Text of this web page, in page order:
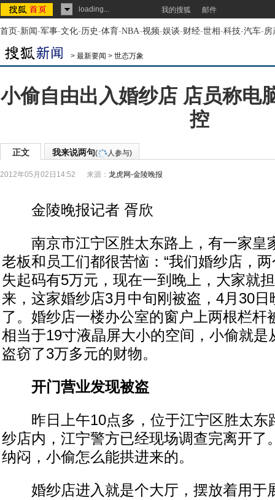
loading... 我的搜狐 邮件
首页-新闻-军事-文化-历史-体育-NBA-视频-娱谈-财经-世相-科技-汽车-房
> 最新要闻 > 世态万象
小偷自由出入婚纱店 店员称电
控
正文 我来说两句( 人参与)
2012年05月02日14:52 来源： 龙虎网-金陵晚报
金陵晚报记者 胥欣
南京市江宁区胜太东路上，有一家皇
老板和员工们都很苦恼：“我们婚纱店，
失起码有5万元，现在一到晚上，大家就
来，这家婚纱店3月中旬刚被盗，4月30
了。婚纱店一楼办公室的窗户上两根栏杆
相当于19寸液晶屏大小的空间，小偷就是
盗窃了3万多元的财物。
开门营业发现被盗
昨日上午10点多，位于江宁区胜太东
纱店内，江宁警方已经现场调查完离开了
纳闷，小偷怎么能拱进来的。
婚纱店进入就是个大厅，摆放着用于